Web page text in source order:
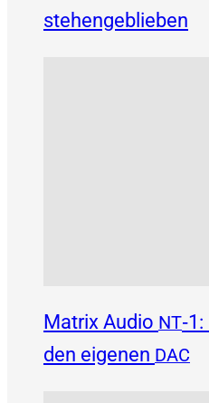
stehengeblieben
Matrix Audio NT
den eigenen DAC